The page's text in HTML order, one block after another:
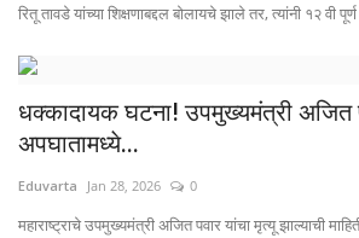
रितू तावडे यांच्या शिक्षणाबद्दल बोलायचे झाले तर, त्यांनी १२ वी
धक्कादायक घटना! उपमुख्यमंत्री अजित
अपघातामध्ये...
Eduvarta Jan 28, 2026 0
महाराष्ट्राचे उपमुख्यमंत्री अजित पवार यांचा मृत्यू झाल्याची